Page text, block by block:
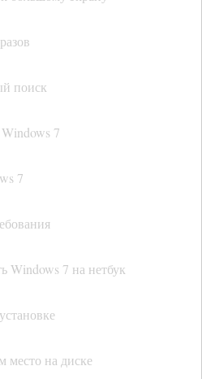
поиск
7
7
Windows 7 на нетбук
место на диске